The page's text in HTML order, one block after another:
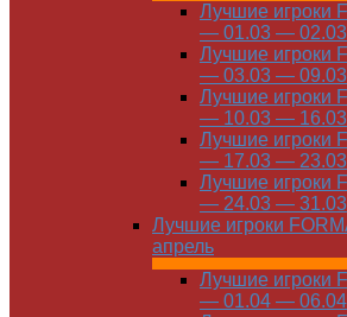
Лучшие игроки
— 01.03 — 02.03
Лучшие игроки
— 03.03 — 09.03
Лучшие игроки
— 10.03 — 16.03
Лучшие игроки
— 17.03 — 23.03
Лучшие игроки
— 24.03 — 31.03
Лучшие игроки
апрель
Лучшие игроки
— 01.04 — 06.04